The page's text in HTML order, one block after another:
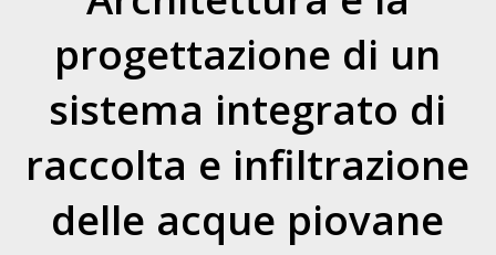
progettazione di un
sistema integrato di
raccolta e infiltrazione
delle acque piovane